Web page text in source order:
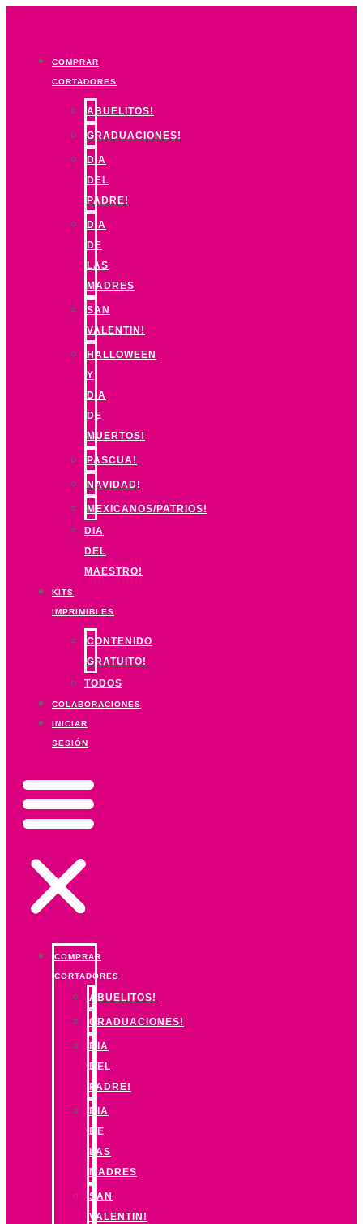
COMPRAR
CORTADORES
ABUELITOS!
GRADUACIONES!
DIA
DEL
PADRE!
DIA
DE
LAS
MADRES
SAN
VALENTIN!
HALLOWEEN
Y
DIA
DE
MUERTOS!
PASCUA!
NAVIDAD!
MEXICANOS/PATRIOS!
DIA
DEL
MAESTRO!
KITS
IMPRIMIBLES
CONTENIDO
GRATUITO!
TODOS
COLABORACIONES
INICIAR
SESIÓN
COMPRAR
CORTADORES
ABUELITOS!
GRADUACIONES!
DIA
DEL
PADRE!
DIA
DE
LAS
MADRES
SAN
VALENTIN!